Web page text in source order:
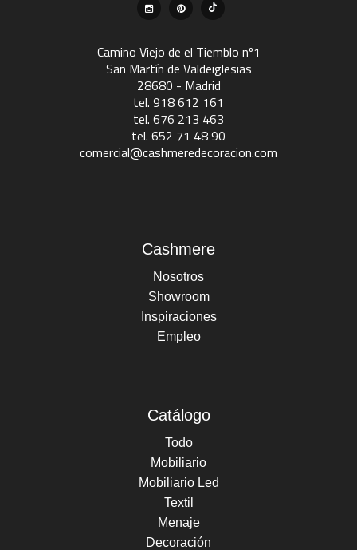
Camino Viejo de el Tiemblo nº1
San Martín de Valdeiglesias
28680 - Madrid
tel. 918 612 161
tel. 676 213 463
tel. 652 71 48 90
comercial@cashmeredecoracion.com
Cashmere
Nosotros
Showroom
Inspiraciones
Empleo
Catálogo
Todo
Mobiliario
Mobiliario Led
Textil
Menaje
Decoración